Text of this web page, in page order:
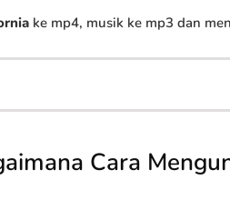
ke mp4, musik ke mp3 dan
Cara